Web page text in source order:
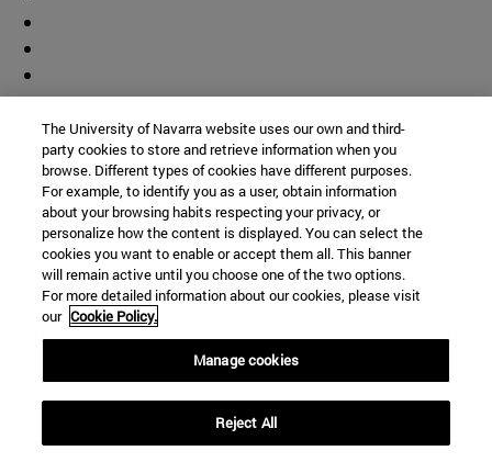
Accesos directos
(abre en nueva ventana)
The University of Navarra website uses our own and third-
party cookies to store and retrieve information when you
browse. Different types of cookies have different purposes.
For example, to identify you as a user, obtain information
about your browsing habits respecting your privacy, or
personalize how the content is displayed. You can select the
cookies you want to enable or accept them all. This banner
will remain active until you choose one of the two options.
For more detailed information about our cookies, please visit
our Cookie Policy.
Manage cookies
Reject All